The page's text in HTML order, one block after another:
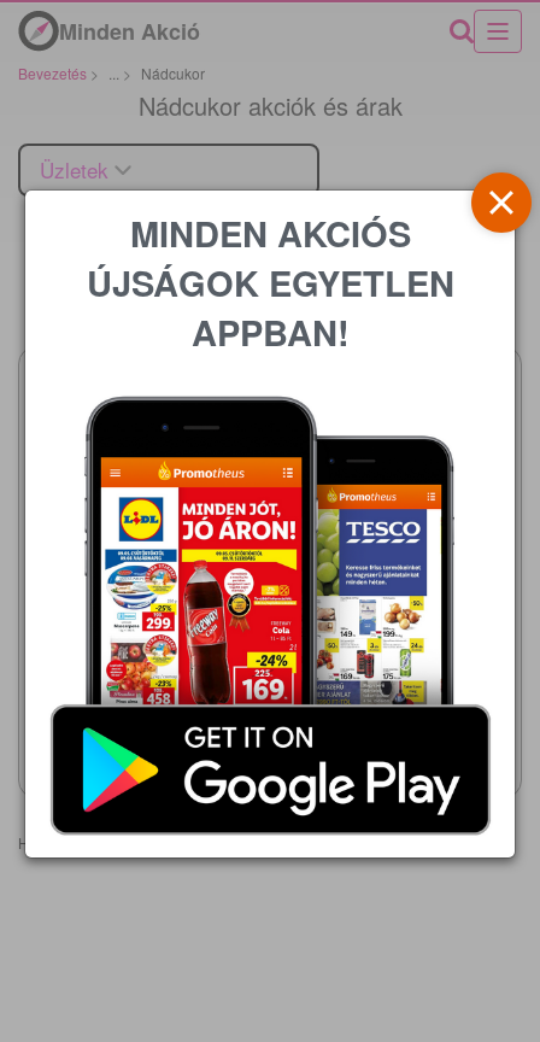
Minden Akció
Bevezetés > > Nádcukor
Nádcukor akciók és árak
Üzletek
Ár
Penny Market
2026.08.13 - 08.16
379,00 Ft
PENNY NÁDCUKOR
Akciós újság
megtekintése
Penny Market
2026.08.13 - 08.19
379,00 Ft
PENNY NÁDCUKOR
Akciós újság
megtekintése
Hirdetések
MINDEN AKCIÓS
ÚJSÁGOK EGYETLEN
APPBAN!